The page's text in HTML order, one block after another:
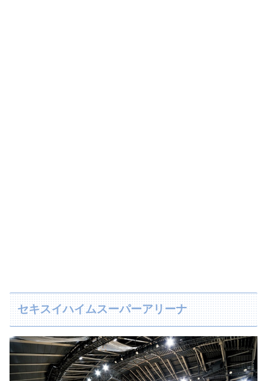
セキスイハイムスーパーアリーナ